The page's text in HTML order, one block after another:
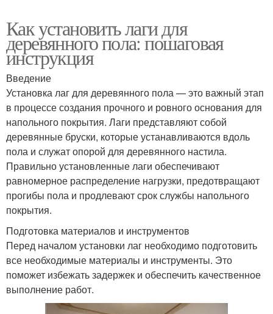
Как установить лаги для
деревянного пола: пошаговая
инструкция
Введение
Установка лаг для деревянного пола — это важный этап
в процессе создания прочного и ровного основания для
напольного покрытия. Лаги представляют собой
деревянные бруски, которые устанавливаются вдоль
пола и служат опорой для деревянного настила.
Правильно установленные лаги обеспечивают
равномерное распределение нагрузки, предотвращают
прогибы пола и продлевают срок службы напольного
покрытия.
Подготовка материалов и инструментов
Перед началом установки лаг необходимо подготовить
все необходимые материалы и инструменты. Это
поможет избежать задержек и обеспечить качественное
выполнение работ.